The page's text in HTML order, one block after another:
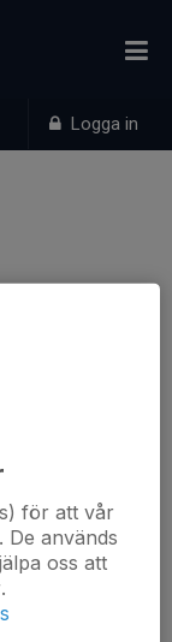
Logga in
för att vår
används
oss att